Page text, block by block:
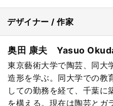
デザイナー / 作家
奥田 康夫 Yasuo
東京藝術大学で陶芸、同大
造形を学ぶ。同大学での教
しての勤務を経て、千葉に
を構える。現在は陶芸とガ